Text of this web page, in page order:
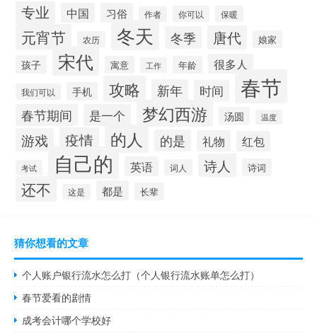
专业 中国 习俗 作者 你可以 保暖
元宵节 农历 冬天 冬季 唐代 娘家
孩子 宋代 寓意 工作 年龄 很多人
我们可以 手机 攻略 新年 时间 春节
春节期间 是一个 梦幻西游 汤圆 温度
游戏 疫情 的人 的是 礼物 红包
考试 自己的 英语 词人 诗人 诗词
还不 这是 都是 长辈
猜你想看的文章
个人账户银行流水怎么打（个人银行流水账单怎么打）
春节爱看的剧情
成考会计哪个学校好